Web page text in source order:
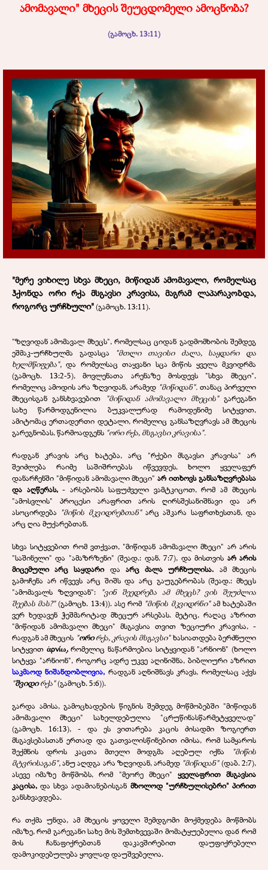
ამომავალი" მხეცის შეუცდომელი ამოცნობა?
(გამოცხ. 13:11)
"მერე ვიხილე სხვა მხეცი, მიწიდან ამომავალი, რომელსაც
ჰქონდა ორი რქა მსგავსი კრავისა, მაგრამ ლაპარაკობდა,
როგორც ურჩხული"(გამოცხ. 13:11).
"ზღვიდან ამომავალ მხეცს", რომელსაც ციდან გადმომხობის შემდეგ
ეშმაკ-ურჩხულმა გადასცა "მთლი თავისი ძალა, საყდარი და
ხელმწიფება",და რომელსაც თაყვანი სცა მიწის ყველა მკვიდრმა
(გამოცხ. 13:2-5), მოვლენათა არენაზე მოსდევს "სხვა მხეცი",
რომელიც ამოდის არა ზღვიდან, არამედ "მიწიდან". თანაც პირველი
მხეცისგან განსხვავებით
"მიწიდან ამომავალი მხეცის" გარეგანი
სახე წარმოდგენილია ბუკვალურად რამოდენიმე სიტყვით,
ამიტომაც ერთადერთი დეტალი, რომელიც განსაზღვრავს ამ მხეცის
გარეგნობას, წარმოადგენს "ორი რქა, მსგავსი კრავისა".
რადგან კრავის არც ხატება, არც "რქები მსგავსი კრავისა" არ
შეიძლება რაიმე საშიშროებას იწვევდეს, ხოლო ყველაფერ
დანარჩენში "მიწიდან ამომავალი მხეცი"არ ითხოვს განსაზღვრებასა
და აღწერას,- არსებობს საფუძველი ვამტკიცოთ, რომ ამ მხეცის
"ამოსვლის" პროცესი არაფრით არის ღირსშესანიშნავი და არ
ასოცირდება "მიწის მკვიდრებთან"არც აშკარა საფრთხესთან, და
არც ღია მუქარებთან.
სხვა სიტყვებით რომ ვთქვათ, "მიწიდან ამომავალი მხეცი" არ არის
"საშინელი" და "ამაზრზენი" (შეად.: დან. 7:7), და მისთვის არ არის
მიცემული არც საყდარი და არც ძალა ურჩხულისა. ამ მხეცის
გამოჩენა არ იწვევს არც შიშს და არც გაუგებრობას (შეად.: მხეცს
"ამომავალს ზღვიდან":
"ვინ შეედრება ამ მხეცს? ვის შეუძლია
შეებას მას?"(გამოცხ. 13:4)). ასე რომ "მიწის მკვიდრნი"ამ ხატებაში
ვერ ხედავენ ჭეშმარიტად მხეცურ არსებას. მეტიც, რაღაც აზრით
"მიწიდან ამომავალი მხეცი" მსგავსია თვით ზეციური კრავისა, -
რადგან ამ მხეცის "ორირქა, კრავის მსგავსი"ხასიათდება ბერძნული
სიტყვით ἀρνίω̣,რომელიც ნაწარმოებია სიტყვიდან "არნიონ" (ხოლო
სიტყვა "არნიონ", როგორც ადრე უკვე აღინიშნა, ბიბლიური აზრით
საკმაოდ ნიშანდობლივია, რადგან აღნიშნავს კრავს, რომელსაც აქვს
"შვიდირქა"(გამოცხ. 5:6)).
გარდა ამისა, გამოცხადების წიგნის შემდეგ მოწმობებში "მიწიდან
ამომავალი მხეცი" სახელდებულია "ცრუწინასწარმეტყველად"
(გამოცხ. 16:13), - და ეს ვითარება კაცის ძისადმი ზოგიერთ
მსგავსებასთან ერთად და გათვალისწინებით იმისა, რომ სამყაროს
შექმნის დროს კაცთა მთელი მოდგმა აღებულ იქნა
"მიწის
მტვრისაგან",ანუ აღდგა არა ზღვიდან, არამედ "მიწიდან"(დაბ. 2:7),
ასევე იმაზე მოწმობს, რომ "მეორე მხეცი" ყველაფრით მსგავსია
კაცისა,და სხვა ადამიანებისგან მხოლოდ "ურჩხულისებრი" პირით
განსხვავდება.
რა თქმა უნდა, ამ მხეცის ყოველი შემდგომი მოქმედება მოწმობს
იმაზე, რომ გარეგანი სახე მის შემთხვევაში მომატყუებელია დაб რომ
მის ჩანაფიქრებთან დაკავშირებით დაუფიქრებელი
დამოკიდებულება ყოვლად დაუშვებელია.